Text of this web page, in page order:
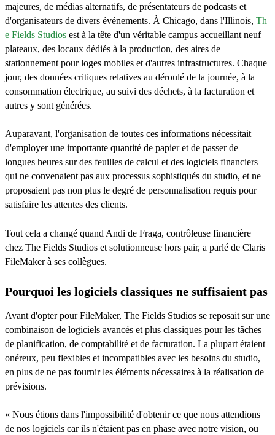
majeures, de médias alternatifs, de présentateurs de podcasts et
d'organisateurs de divers événements. À Chicago, dans l'Illinois, Th
e Fields Studios est à la tête d'un véritable campus accueillant neuf
plateaux, des locaux dédiés à la production, des aires de
stationnement pour loges mobiles et d'autres infrastructures. Chaque
jour, des données critiques relatives au déroulé de la journée, à la
consommation électrique, au suivi des déchets, à la facturation et
autres y sont générées.
Auparavant, l'organisation de toutes ces informations nécessitait
d'employer une importante quantité de papier et de passer de
longues heures sur des feuilles de calcul et des logiciels financiers
qui ne convenaient pas aux processus sophistiqués du studio, et ne
proposaient pas non plus le degré de personnalisation requis pour
satisfaire les attentes des clients.
Tout cela a changé quand Andi de Fraga, contrôleuse financière
chez The Fields Studios et solutionneuse hors pair, a parlé de Claris
FileMaker à ses collègues.
Pourquoi les logiciels classiques ne suffisaient pas
Avant d'opter pour FileMaker, The Fields Studios se reposait sur une
combinaison de logiciels avancés et plus classiques pour les tâches
de planification, de comptabilité et de facturation. La plupart étaient
onéreux, peu flexibles et incompatibles avec les besoins du studio,
en plus de ne pas fournir les éléments nécessaires à la réalisation de
prévisions.
« Nous étions dans l'impossibilité d'obtenir ce que nous attendions
de nos logiciels car ils n'étaient pas en phase avec notre vision, ou